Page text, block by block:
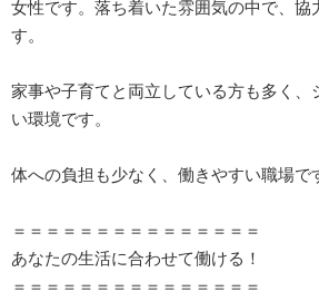
女性です。落ち着いた雰囲気の中で、協
す。
家事や子育てと両立している方も多く、
い環境です。
体への負担も少なく、働きやすい職場で
＝＝＝＝＝＝＝＝＝＝＝＝＝＝＝
あなたの生活に合わせて働ける！
＝＝＝＝＝＝＝＝＝＝＝＝＝＝＝